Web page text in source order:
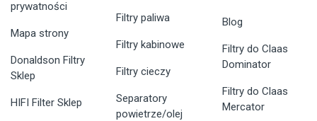
prywatności
Mapa strony
Donaldson Filtry
Sklep
HIFI Filter Sklep
Filtry paliwa
Filtry kabinowe
Filtry cieczy
Separatory
powietrze/olej
Blog
Filtry do Claas
Dominator
Filtry do Claas
Mercator